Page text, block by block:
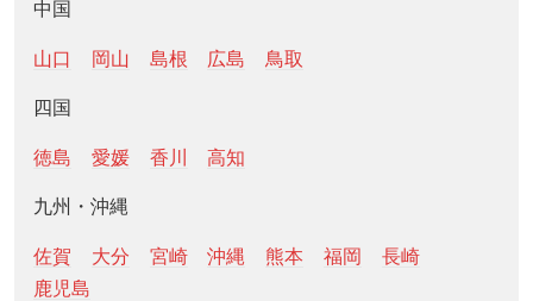
中国
山口 岡山 島根 広島 鳥取
四国
徳島 愛媛 香川 高知
九州・沖縄
佐賀 大分 宮崎 沖縄 熊本 福岡
長崎
鹿児島